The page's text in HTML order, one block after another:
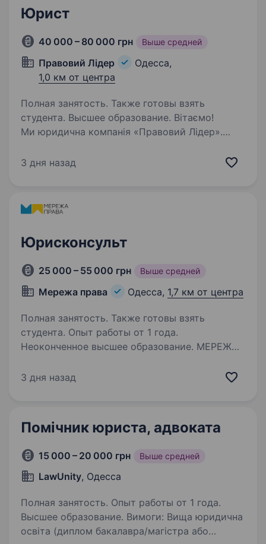
Юрист
40 000 – 80 000 грн Выше средней
Правовий Лідер
Одесса,
1,0 км от центра
Полная занятость. Также готовы взять
студента. Высшее образование. Вітаємо!
Ми юридична компанія «Правовий Лідер».
потрібні Ваші знання, вміння та навички!
3 дня назад
Юрисконсульт
25 000 – 55 000 грн Выше средней
Мережа права Одесса, 1,7 км от центра
Полная занятость. Также готовы взять
студента. Опыт работы от 1 года.
Неоконченное высшее образование. МЕРЕЖА
захищає права людей у взаємодії з державою,
людину,…
3 дня назад
Помічник юриста, адвоката
15 000 – 20 000 грн Выше средней
LawUnity, Одесса
Полная занятость. Опыт работы от 1 года.
Высшее образование. Вимоги: Вища юридична
освіта (диплом бакалавра/магістра або